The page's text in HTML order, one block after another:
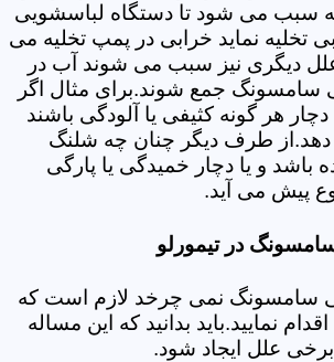
سبب می شود تا دستگاه لباسشویی
تخلیه نماید خرابی در پمپ تخلیه می
علل دیگری نیز سبب می شوند آب در
سامسونگ جمع شوند.برای مثال اگر
دچار هر گونه کثیفی یا آلودگی باشند
دهد.از طرف دیگر چنان چه شلنگ
باشد و یا دچار خمیدگی یا پارگی
پیش می آید.
در تیمورلو
سامسونگ نمی چرخد لازم است که
نمایید.باید بدانید که این مساله
علل ایجاد شود.